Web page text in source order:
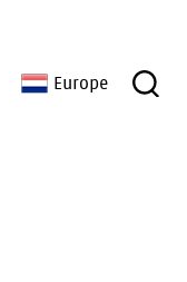
Europe